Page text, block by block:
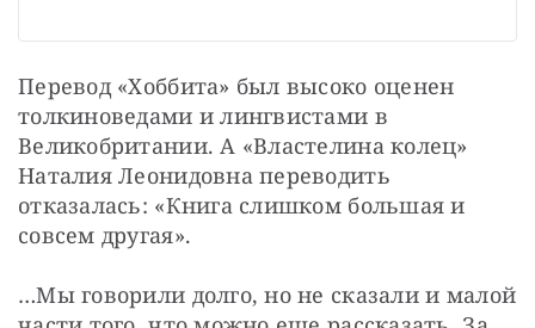
Перевод «Хоббита» был высоко оценен
толкиноведами и лингвистами в
Великобритании. А «Властелина колец»
Наталия Леонидовна переводить
отказалась: «Книга слишком большая и
совсем другая».
…Мы говорили долго, но не сказали и малой